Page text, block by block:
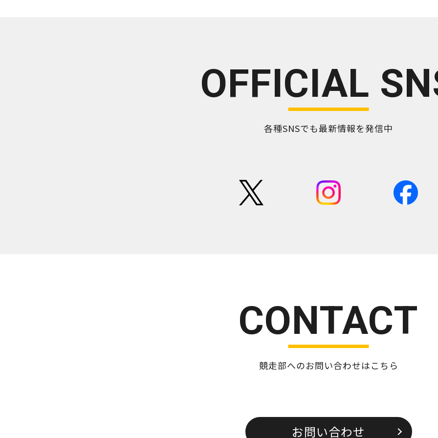
OFFICIAL
各種SNSでも最新情報を発信中
CONTACT
競走部へのお問い合わせはこちら
お問い合わせ